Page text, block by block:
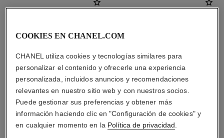
bleu de chanel bleu de chanel
COOKIES EN CHANEL.COM
CHANEL utiliza cookies y tecnologías similares para
personalizar el contenido y ofrecerle una experiencia
personalizada, incluidos anuncios y recomendaciones
relevantes en nuestro sitio web y con nuestros socios.
Puede gestionar sus preferencias y obtener más
información haciendo clic en "Configuración de cookies" y
en cualquier momento en la Política de privacidad